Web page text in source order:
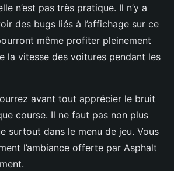
n’est pas très pratique. Il n’y a
des bugs liés à l’affichage sur ce
même profiter pleinement
la vitesse des voitures pendant les
avant tout apprécier le bruit
course. Il ne faut pas non plus
surtout dans le menu de jeu. Vous
l’ambiance offerte par Asphalt